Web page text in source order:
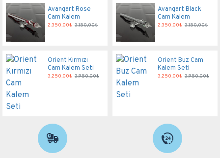
Avangart Rose
Cam Kalem
2.350,00₺ 3.150,00₺
Avangart Black
Cam Kalem
2.350,00₺ 3.150,00₺
Orient Kırmızı
Cam Kalem Seti
3.250,00₺ 3.950,00₺
Orient Buz Cam
Kalem Seti
3.250,00₺ 3.950,00₺